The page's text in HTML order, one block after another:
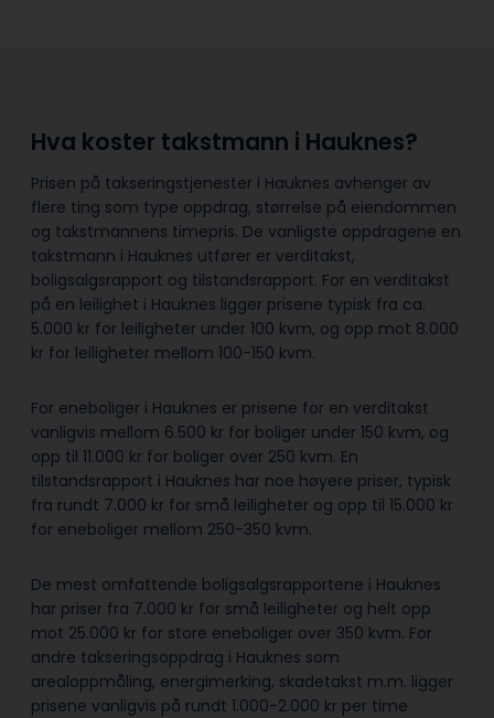
Hva koster takstmann i Hauknes?
Prisen på takseringstjenester i Hauknes avhenger av
flere ting som type oppdrag, størrelse på eiendommen
og takstmannens timepris. De vanligste oppdragene en
takstmann i Hauknes utfører er verditakst,
boligsalgsrapport og tilstandsrapport. For en verditakst
på en leilighet i Hauknes ligger prisene typisk fra ca.
5.000 kr for leiligheter under 100 kvm, og opp mot 8.000
kr for leiligheter mellom 100-150 kvm.
For eneboliger i Hauknes er prisene for en verditakst
vanligvis mellom 6.500 kr for boliger under 150 kvm, og
opp til 11.000 kr for boliger over 250 kvm. En
tilstandsrapport i Hauknes har noe høyere priser, typisk
fra rundt 7.000 kr for små leiligheter og opp til 15.000 kr
for eneboliger mellom 250-350 kvm.
De mest omfattende boligsalgsrapportene i Hauknes
har priser fra 7.000 kr for små leiligheter og helt opp
mot 25.000 kr for store eneboliger over 350 kvm. For
andre takseringsoppdrag i Hauknes som
arealoppmåling, energimerking, skadetakst m.m. ligger
prisene vanligvis på rundt 1.000-2.000 kr per time